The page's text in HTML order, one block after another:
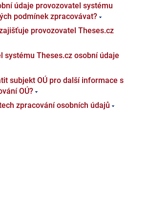
údaje provozovatel systému
podmínek zpracovávat?
provozovatel Theses.cz
systému Theses.cz osobní údaje
subjekt OÚ pro další informace s
OÚ?
zpracování osobních údajů